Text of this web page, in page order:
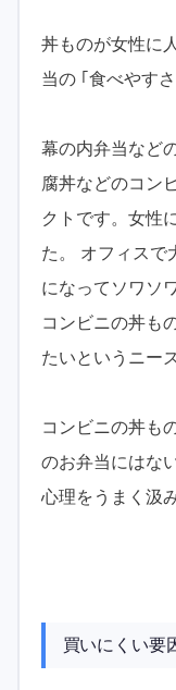
丼ものが女性に
当の ｢食べやす
幕の内弁当など
腐丼などのコン
クトです。女性
た。 オフィスで
になってソワソ
コンビニの丼も
たいというニー
コンビニの丼も
のお弁当にはな
心理をうまく汲
買いにくい要